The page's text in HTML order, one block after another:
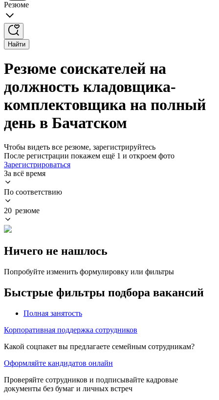
Резюме
Найти
Резюме соискателей на
должность кладовщика-
комплектовщика на полный
день в Бачатском
Чтобы видеть все резюме, зарегистрируйтесь
После регистрации покажем ещё 1 и откроем фото
Зарегистрироваться
За всё время
По соответствию
20 резюме
Ничего не нашлось
Попробуйте изменить формулировку или фильтры
Быстрые фильтры подбора вакансий
Полная занятость
Корпоративная поддержка сотрудников
Какой соцпакет вы предлагаете семейным сотрудникам?
Оформляйте кандидатов онлайн
Проверяйте сотрудников и подписывайте кадровые
документы без бумаг и личных встреч